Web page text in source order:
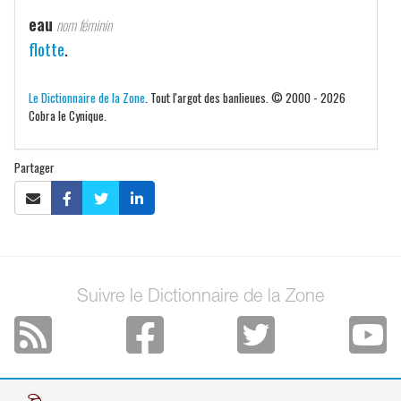
eau nom féminin
flotte.
Le Dictionnaire de la Zone . Tout l'argot des banlieues. © 2000 - 2026
Cobra le Cynique.
Partager
Suivre le Dictionnaire de la Zone